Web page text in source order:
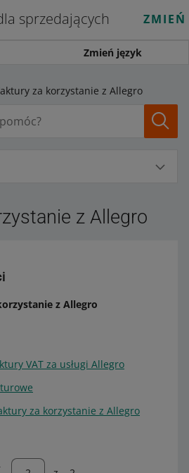
sprzedających
Zmień język
za korzystanie z Allegro
z Allegro
z Allegro
VAT za usługi Allegro
za korzystanie z Allegro